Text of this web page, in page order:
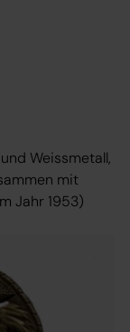
Weissmetall,
mit
Jahr 1953)